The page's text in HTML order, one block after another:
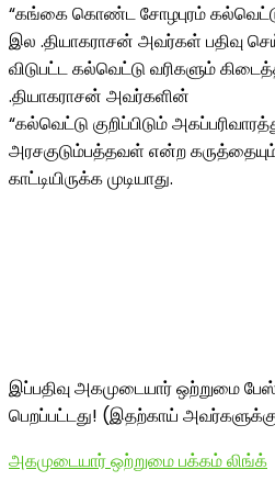
“கங்கை கொண்ட சோழபுரம்
இல .தியாகராசன் அவர்கள் பதிவு
விடுபட்ட கல்வெட்டு வரிகளும்
.தியாகராசன் அவர்களின்
“கல்வெட்டு குறிப்பிடும்
அரசகுடும்பத்தவள் என்ற
காட்டியிருக்க முடியாது.
இப்பதிவு அகமுடையார் ஒற்றுமை
பெறப்பட்டது! (இதற்காய்
அகமுடையார் ஒற்றுமை பக்கம் லிங்க்